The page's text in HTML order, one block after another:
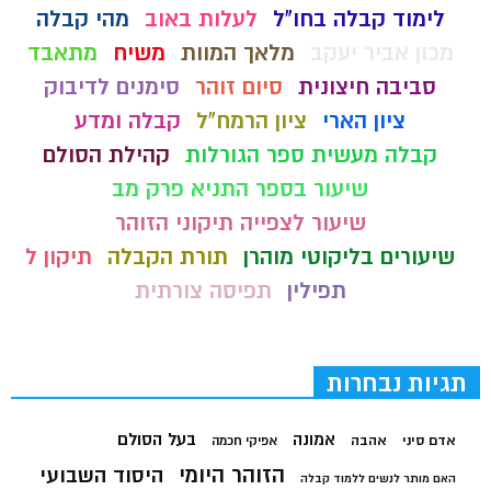
לימוד קבלה בחו"ל
לעלות באוב
מהי קבלה
מכון אביר יעקב
מלאך המוות משיח
מתאבד
סביבה חיצונית סיום זוהר
סימנים לדיבוק
ציון הארי
ציון הרמח"ל
קבלה ומדע
קבלה מעשית ספר הגורלות קהילת הסולם
שיעור בספר התניא פרק מב
שיעור לצפייה תיקוני הזוהר
שיעורים בליקוטי מוהרן
תורת הקבלה
תיקון ל
תפילין
תפיסה צורתית
תגיות נבחרות
אדם סיני אהבה אמונה אפיקי חכמה בעל הסולם
האם מותר לנשים ללמוד קבלה הזוהר היומי היסוד השבועי